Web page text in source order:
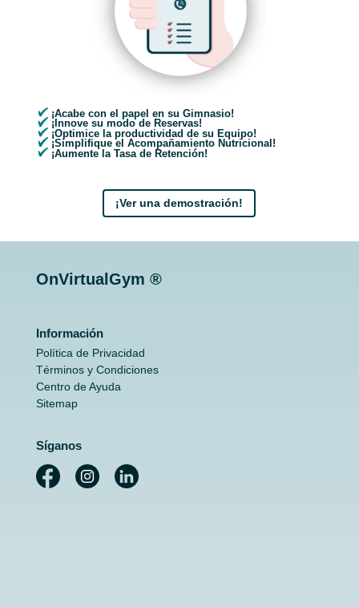
¡Acabe con el papel en su Gimnasio!
¡Innove su modo de Reservas!
¡Optimice la productividad de su Equipo!
¡Simplifique el Acompañamiento Nutricional!
¡Aumente la Tasa de Retención!
¡Ver una demostración!
OnVirtualGym ®
Información
Política de Privacidad
Términos y Condiciones
Centro de Ayuda
Sitemap
Síganos